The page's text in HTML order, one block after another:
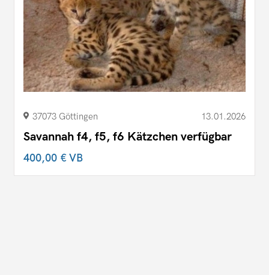
37073 Göttingen 13.01.2026
Savannah f4, f5, f6 Kätzchen verfügbar
400,00 €VB